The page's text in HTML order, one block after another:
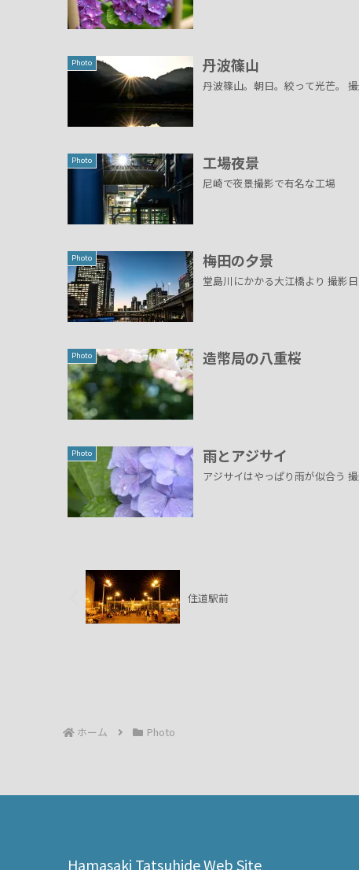
Photo 丹波篠山
丹波篠山。朝日。絞って光芒。
Photo 工場夜景
尼崎で夜景撮影で有名な工場
Photo 梅田の夕景
堂島川にかかる大江橋より 撮影
Photo 造幣局の八重桜
Photo 雨とアジサイ
アジサイはやっぱり雨が似合う
住道駅前
ホーム Photo
Hamasaki Tatsuhide Web Site